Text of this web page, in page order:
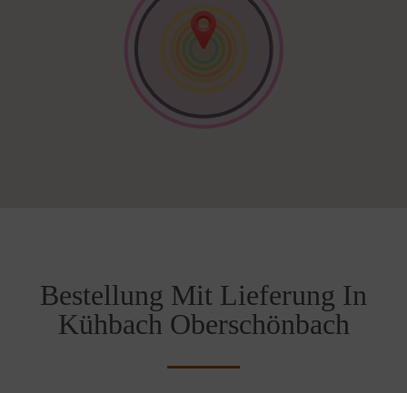
Bestellung Mit Lieferung In
Kühbach Oberschönbach